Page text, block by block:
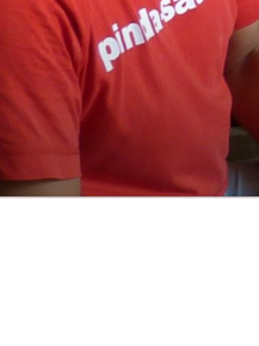
inhoud